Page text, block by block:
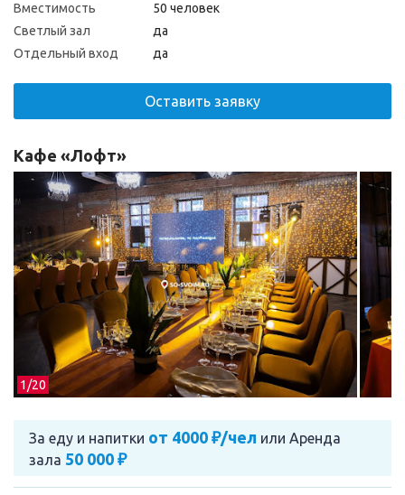
Вместимость
50 человек
Светлый зал
да
Отдельный вход
да
Оставить заявку
1/20
Кафе «Лофт»
За еду и напитки от 4000 ₽/чел или Аренда
зала 50 000 ₽